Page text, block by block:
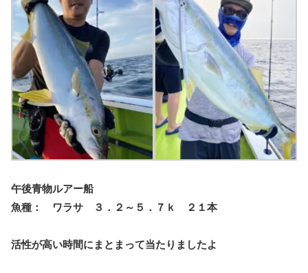
午後青物ルアー船
魚種： ワラサ ３．２～５．７ｋ ２１本
活性が高い時間にまとまって当たりましたよ